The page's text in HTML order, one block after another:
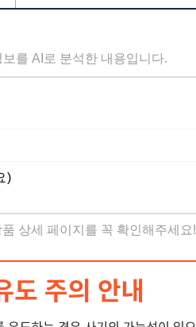
를 AI로 분석한 내용입니다.
)
상세 페이지를 꼭 확인해주세요!